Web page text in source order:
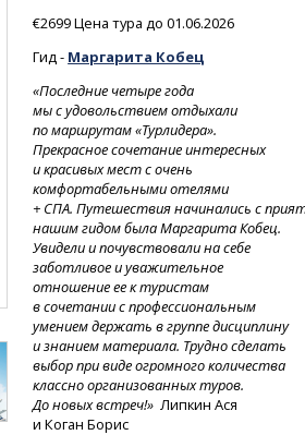
€2699 Цена тура до 01.06.2026
Гид - Маргарита Кобец
«Последние четыре года
мы с удовольствием отдыхали
по маршрутам «Турлидера».
Прекрасное сочетание интересных
и красивых мест с очень
комфортабельными отелями
+ СПА.Путешествияначиналисьс
нашим гидом была Маргарита Кобец.
Увидели и почувствовали на себе
заботливое и уважительное
отношение ее к туристам
в сочетании с профессиональным
умением держать в группе дисциплину
и знанием материала. Трудно сделать
выбор при виде огромного количества
классно организованных туров.
До новых встреч!» Липкин Ася
и Коган Борис